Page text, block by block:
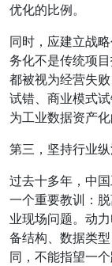
优化的比例。
同时，应建立战
务化不是传统项
都被视为经营失
试错、商业模式
为工业数据资产化
第三，坚持行业
过去十多年，中
一个重要教训：
业现场问题。动
备结构、数据类
同，不能指望一